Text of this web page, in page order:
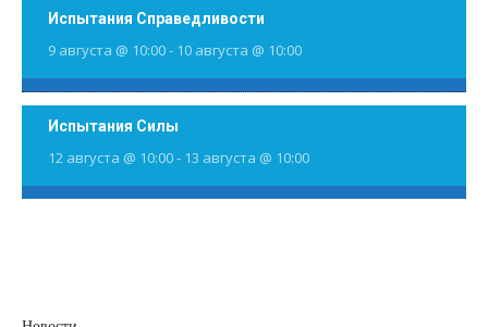
Испытания Справедливости
9 августа @ 10:00- 10 августа @ 10:00
Испытания Силы
12 августа @ 10:00- 13 августа @ 10:00